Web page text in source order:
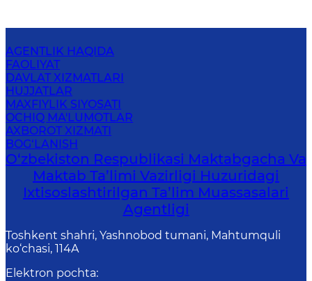
AGENTLIK HAQIDA
FAOLIYAT
DAVLAT XIZMATLARI
HUJJATLAR
MAXFIYLIK SIYOSATI
OCHIQ MA'LUMOTLAR
AXBOROT XIZMATI
BOG‘LANISH
O‘zbekiston Respublikasi Maktabgacha Va
Maktab Ta’limi Vazirligi Huzuridagi
Ixtisoslashtirilgan Ta’lim Muassasalari
Agentligi
Toshkent shahri, Yashnobod tumani, Mahtumquli
ko‘chasi, 114A
Elektron pochta: